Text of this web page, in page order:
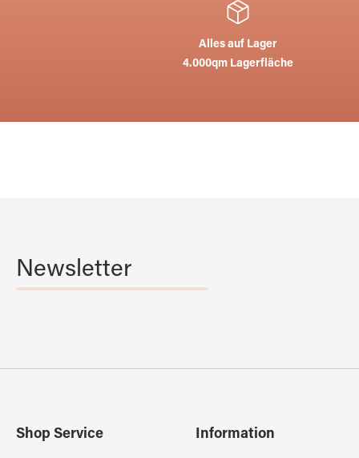
Alles auf Lager
4.000qm Lagerfläche
Newsletter
Shop Service Information